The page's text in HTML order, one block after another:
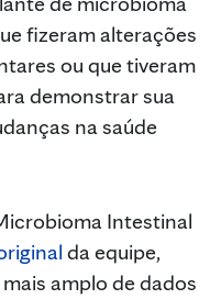
fizeram alterações
ou que tiveram
demonstrar sua
na saúde
Intestinal
da equipe,
amplo de dados